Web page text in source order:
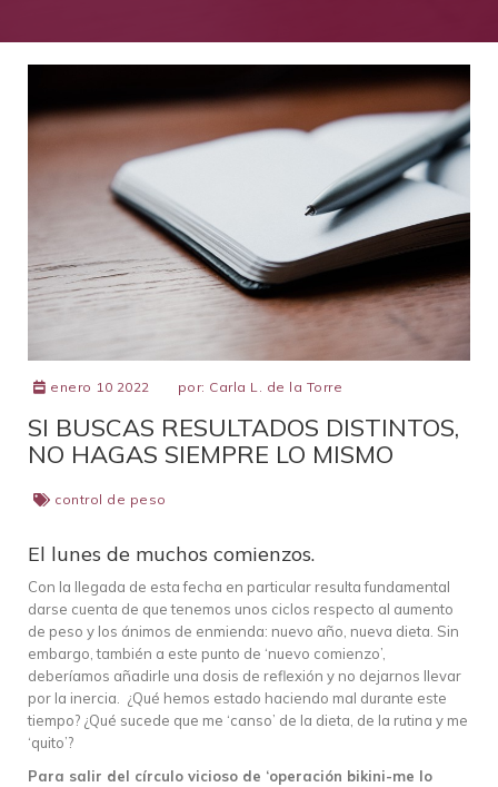
enero 10 2022 por: Carla L. de la Torre
SI BUSCAS RESULTADOS DISTINTOS,
NO HAGAS SIEMPRE LO MISMO
control de peso
El lunes de muchos comienzos.
Con la llegada de esta fecha en particular resulta fundamental
darse cuenta de que tenemos unos ciclos respecto al aumento
de peso y los ánimos de enmienda: nuevo año, nueva dieta. Sin
embargo, también a este punto de ‘nuevo comienzo’,
deberíamos añadirle una dosis de reflexión y no dejarnos llevar
por la inercia. ¿Qué hemos estado haciendo mal durante este
tiempo? ¿Qué sucede que me ‘canso’ de la dieta, de la rutina y me
‘quito’?
Para salir del círculo vicioso de ‘operación bikini-me lo